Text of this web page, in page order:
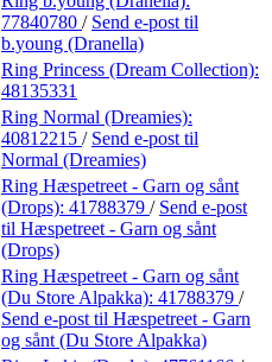
77840780 / Send e-post til
b.young (Dranella)
Ring Princess (Dream Collection):
48135331
Ring Normal (Dreamies):
40812215 / Send e-post til
Normal (Dreamies)
Ring Hæspetreet - Garn og sånt
(Drops): 41788379 / Send e-post
til Hæspetreet - Garn og sånt
(Drops)
Ring Hæspetreet - Garn og sånt
(Du Store Alpakka): 41788379 /
Send e-post til Hæspetreet - Garn
og sånt (Du Store Alpakka)